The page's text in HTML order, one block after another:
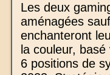
Les deux
aménagées
enchanteront
la couleur,
6 positions de